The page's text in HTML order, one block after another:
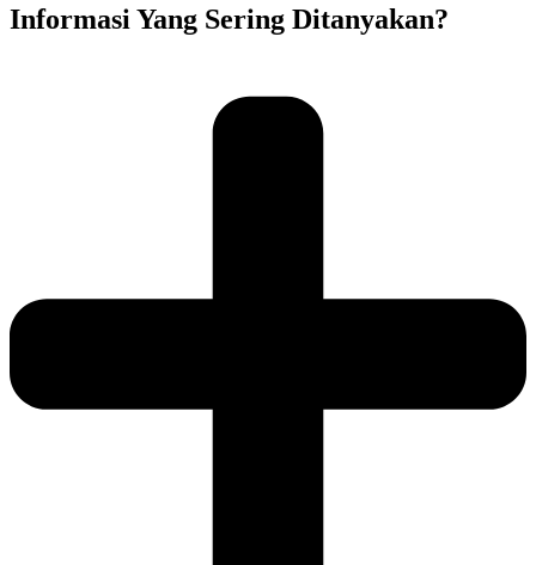
Informasi Yang Sering Ditanyakan?